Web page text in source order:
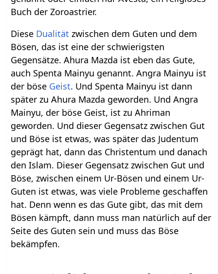
Buch der Zoroastrier.
Diese Dualität zwischen dem Guten und dem
Bösen, das ist eine der schwierigsten
Gegensätze. Ahura Mazda ist eben das Gute,
auch Spenta Mainyu genannt. Angra Mainyu ist
der böse Geist. Und Spenta Mainyu ist dann
später zu Ahura Mazda geworden. Und Angra
Mainyu, der böse Geist, ist zu Ahriman
geworden. Und dieser Gegensatz zwischen Gut
und Böse ist etwas, was später das Judentum
geprägt hat, dann das Christentum und danach
den Islam. Dieser Gegensatz zwischen Gut und
Böse, zwischen einem Ur-Bösen und einem Ur-
Guten ist etwas, was viele Probleme geschaffen
hat. Denn wenn es das Gute gibt, das mit dem
Bösen kämpft, dann muss man natürlich auf der
Seite des Guten sein und muss das Böse
bekämpfen.